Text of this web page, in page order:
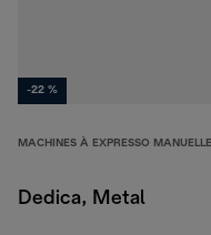
-22 %
MACHINES À EXPRESSO
Dedica, Metal